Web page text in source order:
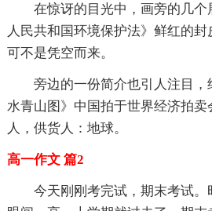
在惊讶的目光中，画旁的几
人民共和国环境保护法》鲜红的
可不是凭空而来。
旁边的一份简介也引人注目
水青山图》中国拍于世界经济拍卖
人，供货人：地球。
高一作文 篇2
今天刚刚考完试，期末考试。